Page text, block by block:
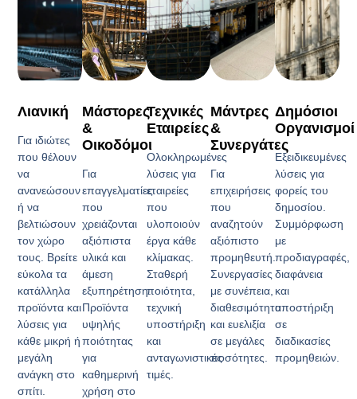
Λιανική
Για ιδιώτες
που θέλουν
να
ανανεώσουν
ή να
βελτιώσουν
τον χώρο
τους. Βρείτε
εύκολα τα
κατάλληλα
προϊόντα και
λύσεις για
κάθε μικρή ή
μεγάλη
ανάγκη στο
σπίτι.
Μάστορες
&
Οικοδόμοι
Για
επαγγελματίες
που
χρειάζονται
αξιόπιστα
υλικά και
άμεση
εξυπηρέτηση.
Προϊόντα
υψηλής
ποιότητας
για
καθημερινή
χρήση στο
Τεχνικές
Εταιρείες
Ολοκληρωμένες
λύσεις για
εταιρείες
που
υλοποιούν
έργα κάθε
κλίμακας.
Σταθερή
ποιότητα,
τεχνική
υποστήριξη
και
ανταγωνιστικές
τιμές.
Μάντρες
&
Συνεργάτες
Για
επιχειρήσεις
που
αναζητούν
αξιόπιστο
προμηθευτή.
Συνεργασίες
με συνέπεια,
διαθεσιμότητα
και ευελιξία
σε μεγάλες
ποσότητες.
Δημόσιοι
Οργανισμοί
Εξειδικευμένες
λύσεις για
φορείς του
δημοσίου.
Συμμόρφωση
με
προδιαγραφές,
διαφάνεια
και
υποστήριξη
σε
διαδικασίες
προμηθειών.